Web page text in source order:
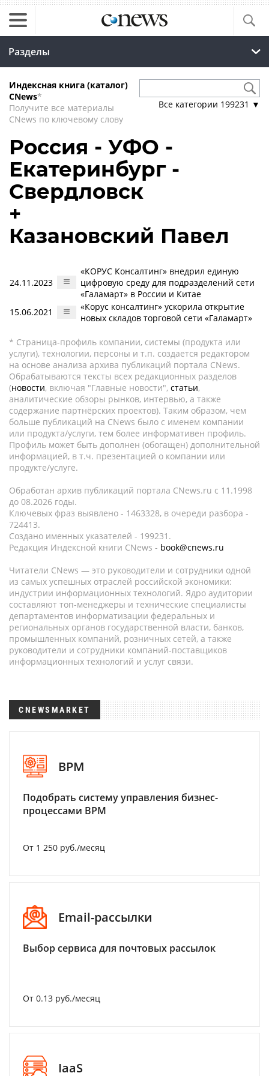
Разделы
Индексная книга (каталог)
CNews*
Получите все материалы
CNews по ключевому слову
Все категории 199231 ▼
Россия - УФО -
Екатеринбург -
Свердловск
+
Казановский Павел
24.11.2023
«КОРУС Консалтинг» внедрил единую
цифровую среду для подразделений сети
«Галамарт» в России и Китае
15.06.2021
«Корус консалтинг» ускорила открытие
новых складов торговой сети «Галамарт»
* Страница-профиль компании, системы (продукта или
услуги), технологии, персоны и т.п. создается редактором
на основе анализа архива публикаций портала CNews.
Обрабатываются тексты всех редакционных разделов
(новости, включая "Главные новости", статьи,
аналитические обзоры рынков, интервью, а также
содержание партнёрских проектов). Таким образом, чем
больше публикаций на CNews было с именем компании
или продукта/услуги, тем более информативен профиль.
Профиль может быть дополнен (обогащен) дополнительной
информацией, в т.ч. презентацией о компании или
продукте/услуге.
Обработан архив публикаций портала CNews.ru c 11.1998
до 08.2026 годы.
Ключевых фраз выявлено - 1463328, в очереди разбора -
724413.
Создано именных указателей - 199231.
Редакция Индексной книги CNews - book@cnews.ru
Читатели CNews — это руководители и сотрудники одной
из самых успешных отраслей российской экономики:
индустрии информационных технологий. Ядро аудитории
составляют топ-менеджеры и технические специалисты
департаментов информатизации федеральных и
региональных органов государственной власти, банков,
промышленных компаний, розничных сетей, а также
руководители и сотрудники компаний-поставщиков
информационных технологий и услуг связи.
CNEWSMARKET
BPM
Подобрать систему управления бизнес-
процессами BPM
От 1 250 руб./месяц
Email-рассылки
Выбор сервиса для почтовых рассылок
От 0.13 руб./месяц
IaaS